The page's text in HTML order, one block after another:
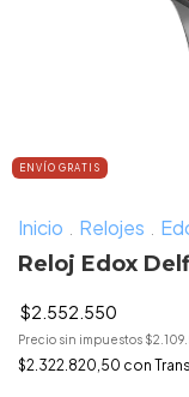
ENVÍO GRATIS
Inicio Relojes
Reloj Edox
$2.552.550
Precio sin impuestos
$2.322.820,50 con